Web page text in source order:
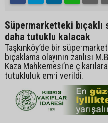
Süpermarketteki bıçaklı
daha tutuklu kalacak
Taşkınköy’de bir
bıçaklama olayının zanlısı
Kaza Mahkemesi’ne
tutukluluk emri verildi.